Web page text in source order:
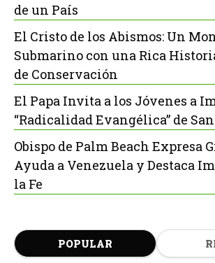
de un País
El Cristo de los Abismos: Un
Submarino con una Rica
de Conservación
El Papa Invita a los Jóvenes a
“Radicalidad Evangélica” de
Obispo de Palm Beach Expresa
Ayuda a Venezuela y Destaca
la Fe
POPULAR